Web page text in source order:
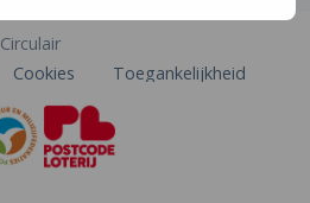
Cookies Toegankelijkheid